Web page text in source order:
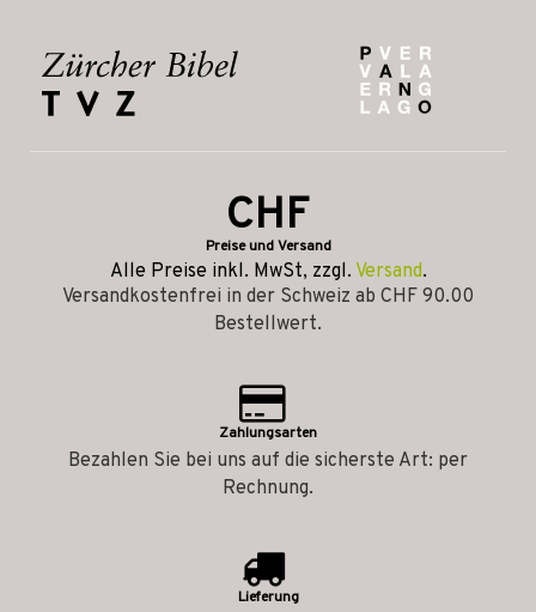
CHF
Preise und Versand
Alle Preise inkl. MwSt, zzgl. Versand.
Versandkostenfrei in der Schweiz ab CHF 90.00
Bestellwert.
Zahlungsarten
Bezahlen Sie bei uns auf die sicherste Art: per
Rechnung.
Lieferung